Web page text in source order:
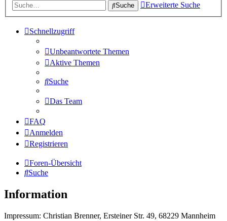
Suche Erweiterte Suche
Schnellzugriff
Unbeantwortete Themen
Aktive Themen
Suche
Das Team
FAQ
Anmelden
Registrieren
Foren-Übersicht
Suche
Information
Impressum: Christian Brenner, Ersteiner Str. 49, 68229 Mannheim